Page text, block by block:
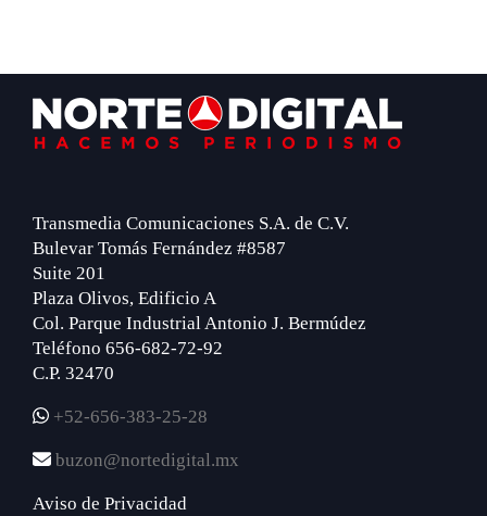
Footer
Transmedia Comunicaciones S.A. de C.V.
Bulevar Tomás Fernández #8587
Suite 201
Plaza Olivos, Edificio A
Col. Parque Industrial Antonio J. Bermúdez
Teléfono 656-682-72-92
C.P. 32470
+52-656-383-25-28
buzon@nortedigital.mx
Aviso de Privacidad